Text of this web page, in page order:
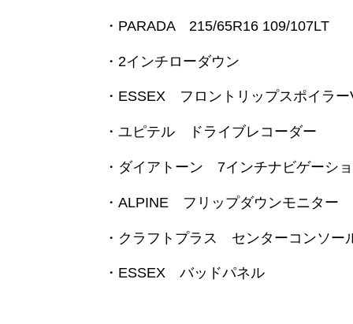
・PARADA 215/65R16 109/107LT
・2インチローダウン
・ESSEX フロントリップスポイラ
・ユピテル ドライブレコーダー
・ダイアトーン 7インチナビゲーシ
・ALPINE フリップダウンモニター
・クラフトプラス センターコンソー
・ESSEX バッドパネル